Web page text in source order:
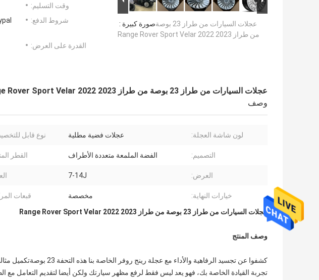
صورة كبيرة :عجلات السيارات من طراز 23 بوصة
من طراز Range Rover Sport Velar 2022 2023
وقت التسليم:
شروط الدفع:
القدرة على العرض:
عجلات السيارات من طراز 23 بوصة من طراز Range Rover Sport Velar 2022 2023
وصف
لون شاشة العجلة: عجلات فضية مطلية نوع قابل
التصميم: الفضة الملمعة متعددة الأطراف القطر
العرض: 7-14J
خيارات النهاية: مخصصة قبعات
عجلات السيارات من طراز 23 بوصة من طراز Range Rover Sport Velar 2022 2023
وصف المنتج
كشفوا عن تجسيد الرفاهية والأداء
تجربة القيادة الخاصة بك، فهو يعد ليس فقط لرفع مظهر سيارتك ولكن أيضا لتقديم التعامل مع